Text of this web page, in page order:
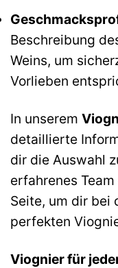
Beschreibung
Weins, um
Vorlieben
In unserem
detaillierte
dir die Auswahl
erfahrenes
Seite, um dir bei
perfekten
Viognier für